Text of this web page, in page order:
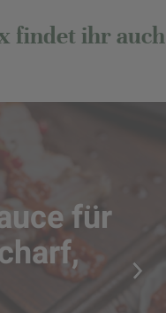
findet ihr auch
für